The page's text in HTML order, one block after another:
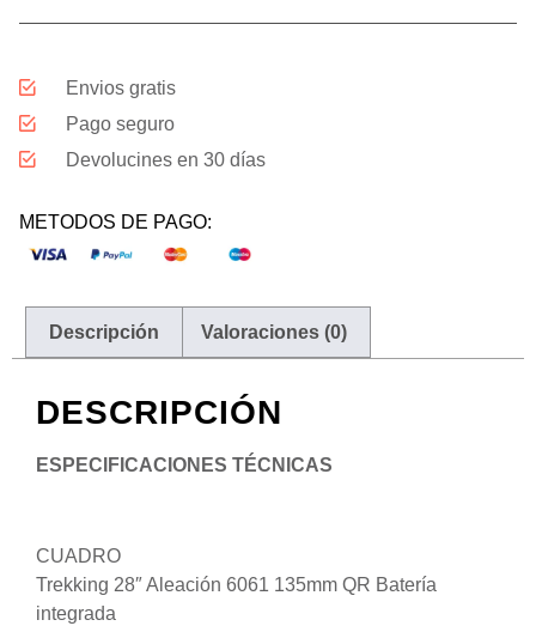
Envios gratis
Pago seguro
Devolucines en 30 días
METODOS DE PAGO:
Descripción Valoraciones (0)
DESCRIPCIÓN
ESPECIFICACIONES TÉCNICAS
CUADRO
Trekking 28″ Aleación 6061 135mm QR Batería
integrada